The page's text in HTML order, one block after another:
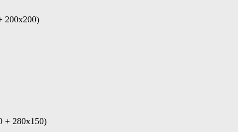
200x200)
+ 280x150)